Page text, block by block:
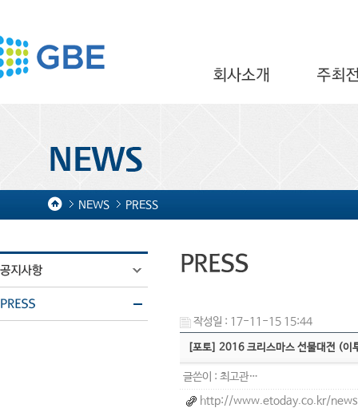
NEWS PRESS
작성일 : 17-11-15 15:44
[포토] 2016 크리스마스 선물대전 (
글쓴이 : 최고관…
http://www.etoday.co.kr/